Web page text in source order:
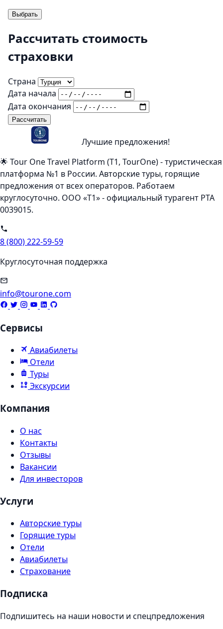
Выбрать
Рассчитать стоимость
страховки
Страна
Дата начала
Дата окончания
Рассчитать
Лучшие предложения!
🌟 Tour One Travel Platform (Т1, TourOne) - туристическая
платформа №1 в России. Авторские туры, горящие
предложения от всех операторов. Работаем
круглосуточно. ООО «Т1» - официальный турагент РТА
0039015.
8 (800) 222-59-59
Круглосуточная поддержка
info@tourone.com
Сервисы
Авиабилеты
Отели
Туры
Экскурсии
Компания
О нас
Контакты
Отзывы
Вакансии
Для инвесторов
Услуги
Авторские туры
Горящие туры
Отели
Авиабилеты
Страхование
Подписка
Подпишитесь на наши новости и спецпредложения